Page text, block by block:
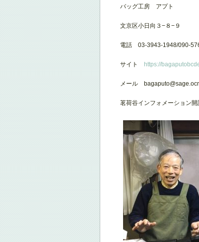
バッグ工房 アプト
文京区小日向３−８−９
電話 03-3943-1948/090-
サイト https://
メール
茗荷谷インフォメーション